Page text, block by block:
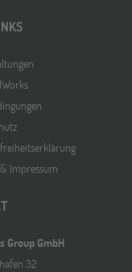
Impressum
Group GmbH
32